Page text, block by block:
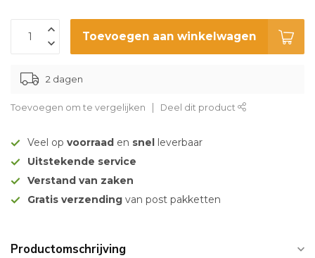
Toevoegen aan winkelwagen
2 dagen
Toevoegen om te vergelijken Deel dit product
Veel op voorraad en snel leverbaar
Uitstekende service
Verstand van zaken
Gratis verzending van post pakketten
Productomschrijving